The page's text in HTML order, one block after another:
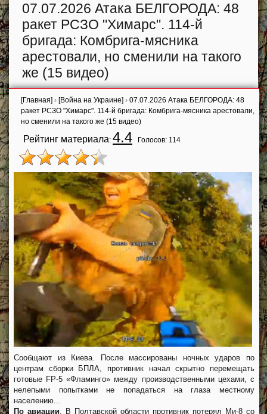
07.07.2026 Атака БЕЛГОРОДА: 48
ракет РСЗО "Химарс". 114-й
бригада: Комбрига-мясника
арестовали, но сменили на такого
же (15 видео)
[Главная] › [Война на Украине] › 07.07.2026 Атака БЕЛГОРОДА: 48
ракет РСЗО "Химарс". 114-й бригада: Комбрига-мясника арестовали,
но сменили на такого же (15 видео)
Рейтинг материала: 4.4 Голосов: 114
Сообщают из Киева. После массированы ночных ударов по
центрам сборки БПЛА, противник начал скрытно перемещать
готовые FP-5 «Фламинго» между производственными цехами, с
нелепыми попытками не попадаться на глаза местному
населению...
По авиации. В Полтавской области противник потерял Ми-8 со